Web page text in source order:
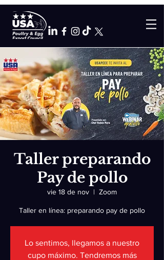
Taller preparando
Pay de pollo
vie 18 de nov
  |
Zoom
Taller en línea: preparando pay de pollo
Lo sentimos, llegamos a nuestro
cupo máximo. Tendremos más